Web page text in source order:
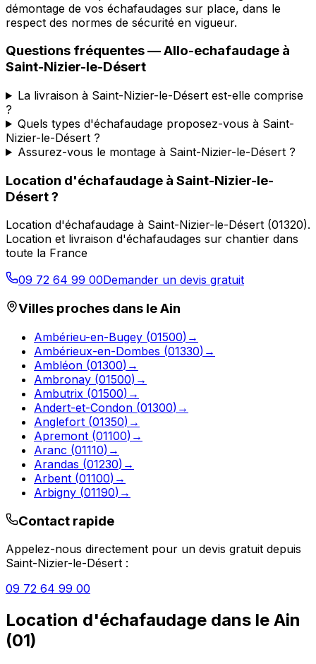
démontage de vos échafaudages sur place, dans le
respect des normes de sécurité en vigueur.
Questions fréquentes —Allo-echafaudage à
Saint-Nizier-le-Désert
La livraison à Saint-Nizier-le-Désert est-elle comprise
?
Quels types d'échafaudage proposez-vous à Saint-
Nizier-le-Désert ?
Assurez-vous le montage à Saint-Nizier-le-Désert ?
Location d'échafaudage à Saint-Nizier-le-
Désert?
Location d'échafaudage à Saint-Nizier-le-Désert (01320).
Location et livraison d'échafaudages sur chantier dans
toute la France
09 72 64 99 00Demander un devis gratuit
Villes proches dans leAin
Ambérieu-en-Bugey (01500) →
Ambérieux-en-Dombes (01330) →
Ambléon (01300) →
Ambronay (01500) →
Ambutrix (01500) →
Andert-et-Condon (01300) →
Anglefort (01350) →
Apremont (01100) →
Aranc (01110) →
Arandas (01230) →
Arbent (01100) →
Arbigny (01190) →
Contact rapide
Appelez-nous directement pour un devis gratuit depuis
Saint-Nizier-le-Désert :
09 72 64 99 00
Location d'échafaudage dans le Ain
(01)